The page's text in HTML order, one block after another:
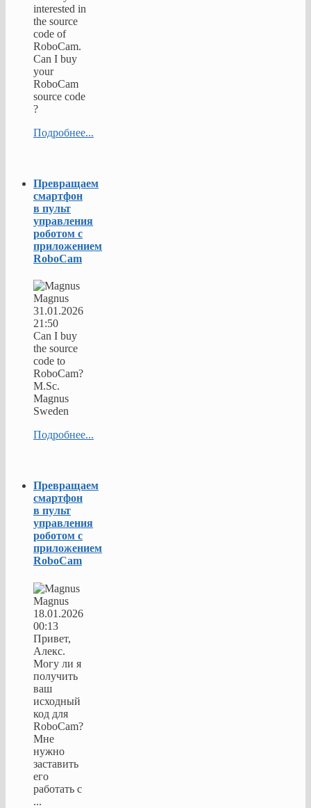
interested in
the source
code of
RoboCam.
Can I buy
your
RoboCam
source code
?
Подробнее...
Превращаем
смартфон
в пульт
управления
роботом с
приложением
RoboCam
Magnus
31.01.2026
21:50
Can I buy
the source
code to
RoboCam?
M.Sc.
Magnus
Sweden
Подробнее...
Превращаем
смартфон
в пульт
управления
роботом с
приложением
RoboCam
Magnus
18.01.2026
00:13
Привет,
Алекс.
Могу ли я
получить
ваш
исходный
код для
RoboCam?
Мне
нужно
заставить
его
работать с
...